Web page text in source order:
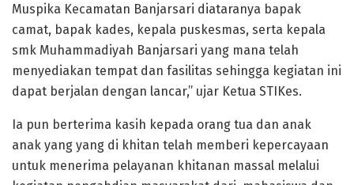
Muspika Kecamatan Banjarsari diataranya bapak
camat, bapak kades, kepala puskesmas, serta kepala
smk Muhammadiyah Banjarsari yang mana telah
menyediakan tempat dan fasilitas sehingga kegiatan ini
dapat berjalan dengan lancar,” ujar Ketua STIKes.
Ia pun berterima kasih kepada orang tua dan anak
anak yang yang di khitan telah memberi kepercayaan
untuk menerima pelayanan khitanan massal melalui